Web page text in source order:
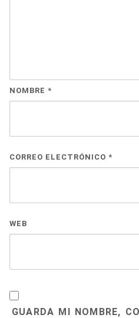
NOMBRE *
CORREO ELECTRÓNICO *
WEB
GUARDA MI NOMBRE,